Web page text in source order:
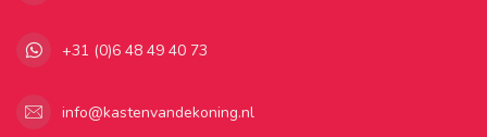
+31 (0)6 48 49 40 73
info@kastenvandekoning.nl